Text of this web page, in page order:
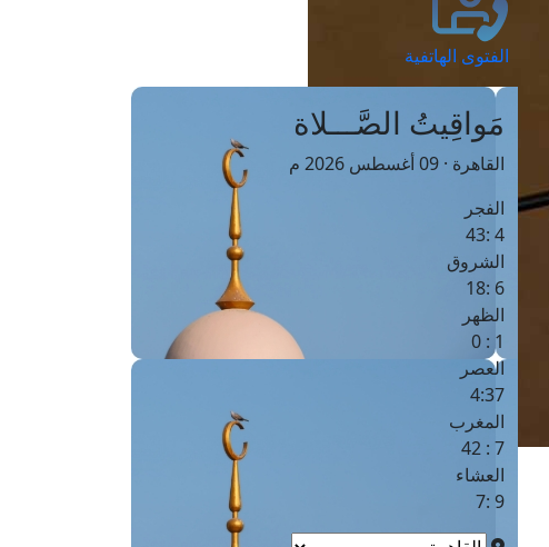
الفتوى الهاتفية
مَواقِيتُ الصَّـــلاة
القاهرة · 09 أغسطس 2026 م
الفجر
4 :43
الشروق
6 :18
الظهر
1 : 0
العصر
4:37
المغرب
7 : 42
العشاء
9 :7